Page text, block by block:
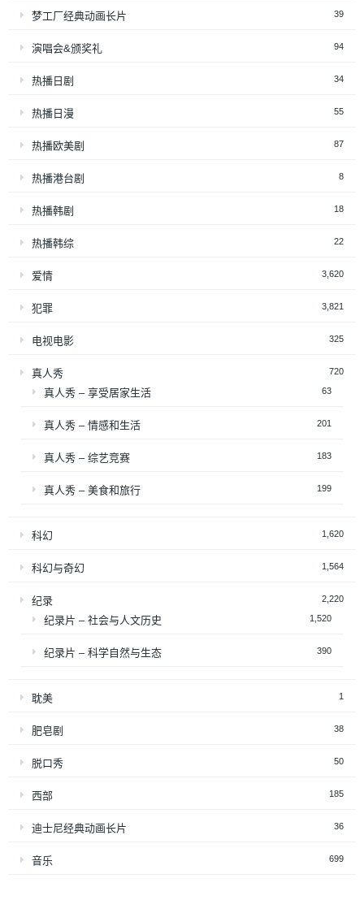
梦工厂经典动画长片 39
演唱会&颁奖礼 94
热播日剧 34
热播日漫 55
热播欧美剧 87
热播港台剧 8
热播韩剧 18
热播韩综 22
爱情 3,620
犯罪 3,821
电视电影 325
真人秀 720
真人秀 – 享受居家生活 63
真人秀 – 情感和生活 201
真人秀 – 综艺竞赛 183
真人秀 – 美食和旅行 199
科幻 1,620
科幻与奇幻 1,564
纪录 2,220
纪录片 – 社会与人文历史 1,520
纪录片 – 科学自然与生态 390
耽美 1
肥皂剧 38
脱口秀 50
西部 185
迪士尼经典动画长片 36
音乐 699